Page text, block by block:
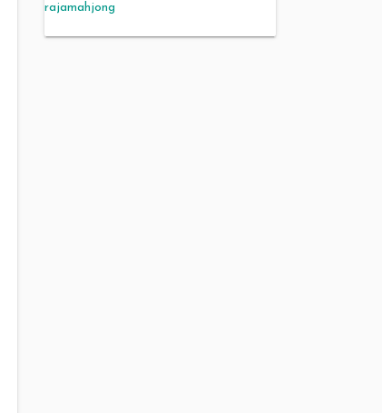
rajamahjong